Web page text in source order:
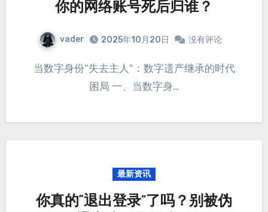
你的网络账号死后归谁？
vader 2025年10月20日 没有评论
当数字身份“失去主人”：数字遗产继承的时代
困局 一、当数字身…
最新资讯
你真的“退出登录”了吗？别被伪